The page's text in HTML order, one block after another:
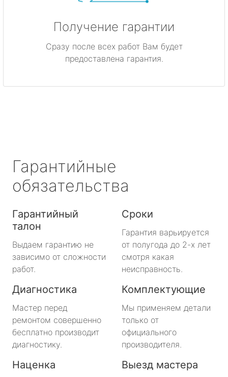
Получение гарантии
Сразу после всех работ Вам будет
предоставлена гарантия.
Гарантийные
обязательства
Гарантийный
талон
Выдаем гарантию не
зависимо от сложности
работ.
Сроки
Гарантия варьируется
от полугода до 2-х лет
смотря какая
неисправность.
Диагностика
Мастер перед
ремонтом совершенно
бесплатно производит
диагностику.
Комплектующие
Мы применяем детали
только от
официального
производителя.
Наценка Выезд мастера